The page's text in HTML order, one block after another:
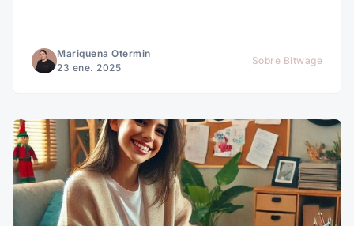
Mariquena Otermin
23 ene. 2025
Sobre Bitwage